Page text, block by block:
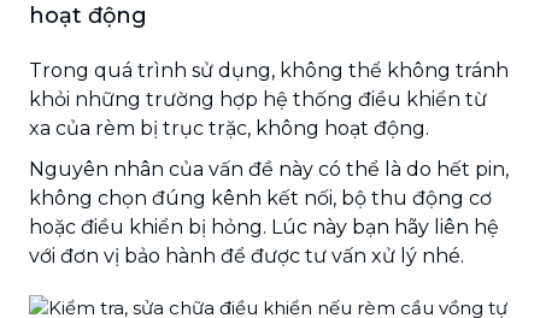
hoạt động
Trong quá trình sử dụng, không thể không tránh
khỏi những trường hợp hệ thống điều khiển từ
xa của rèm bị trục trặc, không hoạt động.
Nguyên nhân của vấn đề này có thể là do hết pin,
không chọn đúng kênh kết nối, bộ thu động cơ
hoặc điều khiển bị hỏng. Lúc này bạn hãy liên hệ
với đơn vị bảo hành để được tư vấn xử lý nhé.